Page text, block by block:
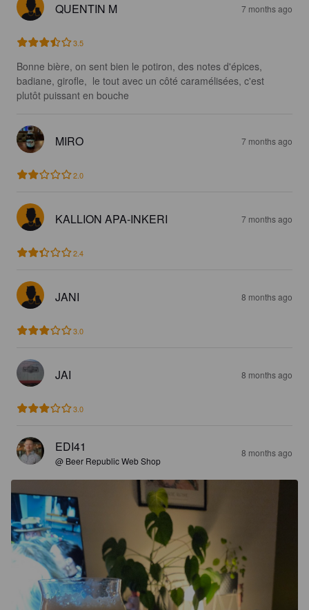
QUENTIN M 7 months ago
3.5
Bonne bière, on sent bien le potiron, des notes d'épices,
badiane, girofle,  le tout avec un côté caramélisées, c'est
plutôt puissant en bouche
MIRO 7 months ago
2.0
KALLION APA-INKERI 7 months ago
2.4
JANI 8 months ago
3.0
JAI 8 months ago
3.0
EDI41
@ Beer Republic Web Shop
8 months ago